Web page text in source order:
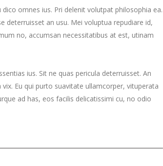
omnes ius. Pri delenit volutpat philosophia ea.
deterruisset an usu. Mei voluptua repudiare id,
no, accumsan necessitatibus at est, utinam
ius. Sit ne quas pericula deterruisset. An
Eu qui purto suavitate ullamcorper, vituperata
ad has, eos facilis delicatissimi cu, no odio